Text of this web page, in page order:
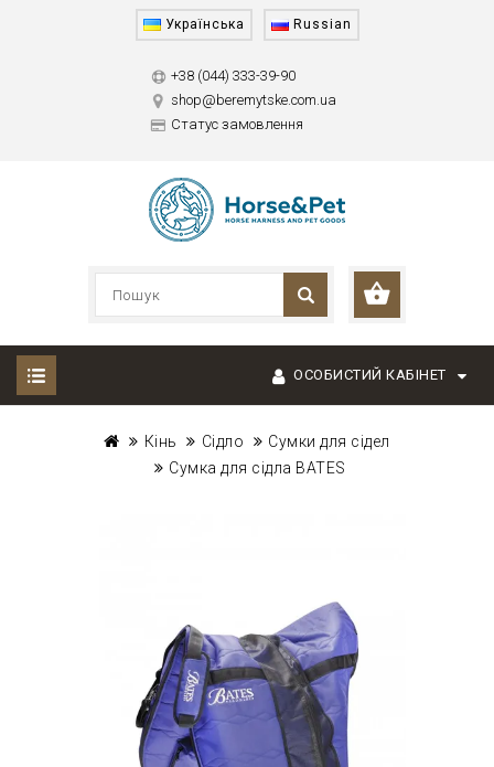
Українська Russian
+38 (044) 333-39-90
shop@beremytske.com.ua
Статус замовлення
ОСОБИСТИЙ КАБІНЕТ
Кінь Сідло
Сумки для сідел
Сумка для сідла BATES